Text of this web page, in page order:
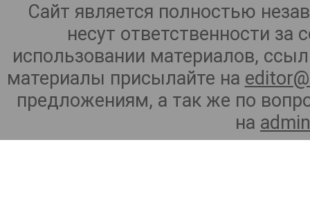
Сайт является полностью
несут ответственности
использовании материалов,
материалы присылайте на
предложениям, а так же по
на